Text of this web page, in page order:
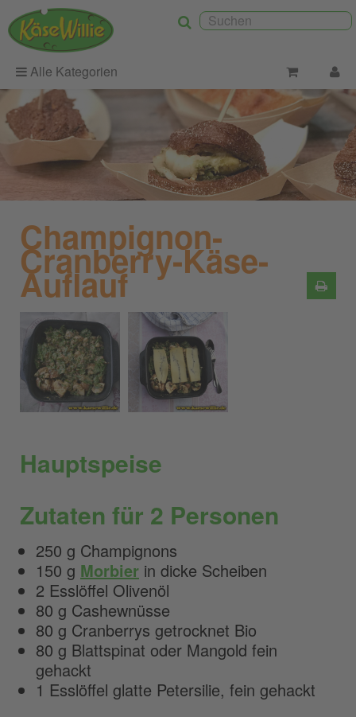
Alle Kategorien
Champignon-
Cranberry-Käse-
Auflauf
Hauptspeise
Zutaten für 2 Personen
250 g Champignons
150 g Morbier in dicke Scheiben
2 Esslöffel Olivenöl
80 g Cashewnüsse
80 g Cranberrys getrocknet Bio
80 g Blattspinat oder Mangold fein
gehackt
1 Esslöffel glatte Petersilie, fein gehackt